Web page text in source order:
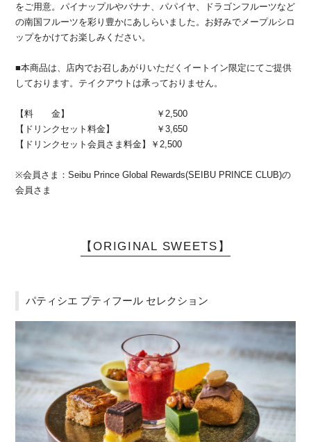
をご用意。パイナップルやバナナ、パパイヤ、ドラゴンフルーツなど
の南国フルーツを彩り豊かにあしらいました。お好みでメープルシロ
ップをかけてお楽しみください。
■本商品は、店内でお召しあがりいただくイートイン限定にてご提供
しております。テイクアウトは承っておりません。
【料 金】 ￥2,500
【ドリンクセット料金】 ￥3,650
【ドリンクセット会員さま料金】￥2,500
※会員さま：Seibu Prince Global Rewards(SEIBU PRINCE CLUB)の
会員さま
【ORIGINAL SWEETS】
パティシエ プティフール セレクション